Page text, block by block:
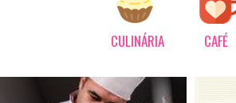
CULINÁRIA CAFÉ